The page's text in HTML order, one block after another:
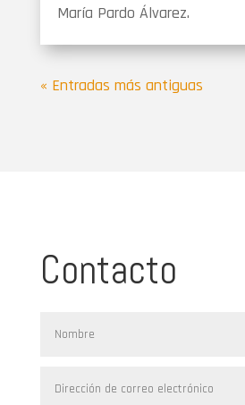
María Pardo Álvarez.
« Entradas más antiguas
Contacto